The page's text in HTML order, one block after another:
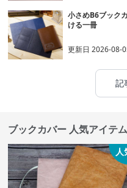
小さめB6ブック
ける一冊
更新日2026-08-
記
ブックカバー 人気アイテム
人